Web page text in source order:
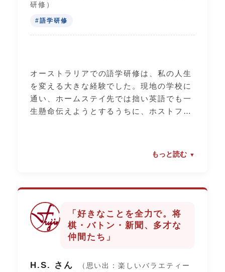
研修）
#語学研修
オーストラリアでの語学研修は、私の人生
を変える大きな経験でした。現地の学校に
通い、ホームステイ先では拙い英語でも一
生懸命伝えようとするうちに、ホストファ
がいかに狭かったかを知りました。日本を
もっと読む
「好きなことを全力で。将
棋・バトン・新聞、多才な
仲間たち」
H.S. さん
（思い出：楽しいバラエティー